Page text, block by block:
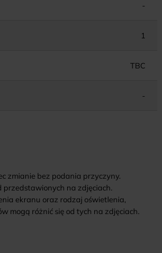
-
1
TBC
-
zmianie bez podania przyczyny.
przedstawionych na zdjęciach.
ekranu oraz rodzaj oświetlenia,
mogą różnić się od tych na zdjęciach.